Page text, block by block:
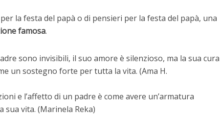
la festa del papà o di pensieri per la festa del papà, una
famosa.
sono invisibili, il suo amore è silenzioso, ma la sua cura
un sostegno forte per tutta la vita. (Ama H.
e l’affetto di un padre è come avere un’armatura
vita. (Marinela Reka)